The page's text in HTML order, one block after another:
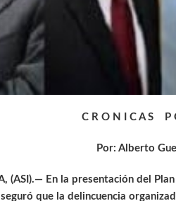
C R O N I C A S P
Por: Alberto
(ASI).— En la presentación del
que la delincuencia